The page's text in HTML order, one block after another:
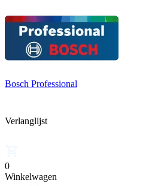
Bosch Professional
Verlanglijst
0
Winkelwagen